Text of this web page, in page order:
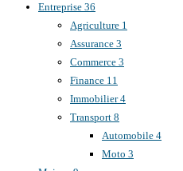
Entreprise 36
Agriculture 1
Assurance 3
Commerce 3
Finance 11
Immobilier4
Transport 8
Automobile 4
Moto 3